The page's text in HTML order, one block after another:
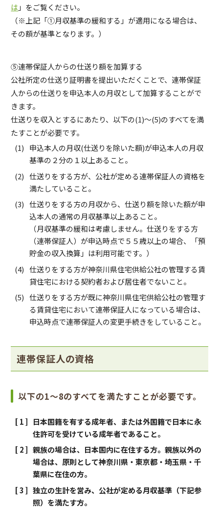
は 」をご覧ください。
（※上記「①月収基準の緩和する」が適用になる場合は、
その額が基準となります。）
⑤連帯保証人からの仕送り額を加算する
公社所定の仕送り証明書を提出いただくことで、連帯保証
人からの仕送りを申込本人の月収として加算することがで
きます。
仕送りを収入とするにあたり、以下の(1)～(5)のすべてを満
たすことが必要です。
申込本人の月収(仕送りを除いた額)が申込本人の月収
基準の２分の１以上あること。
仕送りをする方が、公社が定める連帯保証人の資格を
満たしていること。
仕送りをする方の月収から、仕送り額を除いた額が申
込本人の通常の月収基準以上あること。
（月収基準の緩和は考慮しません。仕送りをする方
（連帯保証人）が申込時点で５５歳以上の場合、「預
貯金の収入換算」は利用可能です。）
仕送りをする方が神奈川県住宅供給公社の管理する賃
貸住宅における契約者および居住者でないこと。
仕送りをする方が既に神奈川県住宅供給公社の管理す
る賃貸住宅において連帯保証人になっている場合は、
申込時点で連帯保証人の変更手続きをしていること。
連帯保証人の資格
以下の1～8のすべてを満たすことが必要です。
日本国籍を有する成年者、または外国籍で日本に永
住許可を受けている成年者であること。
親族の場合は、日本国内に在住する方。親族以外の
場合は、原則として神奈川県・東京都・埼玉県・千
葉県に在住の方。
独立の生計を営み、公社が定める月収基準（下記参
照）を満たす方。